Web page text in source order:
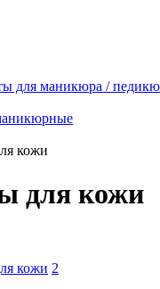
для маникюра /
кожи
для кожи
кожи 2